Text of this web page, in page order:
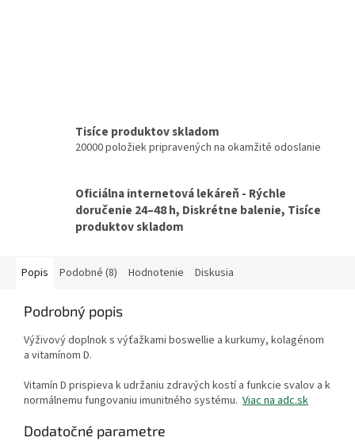
Tisíce produktov skladom
20000 položiek pripravených na okamžité odoslanie
Oficiálna internetová lekáreň - Rýchle
doručenie 24–48 h, Diskrétne balenie, Tisíce
produktov skladom
Popis Podobné (8) Hodnotenie Diskusia
Podrobný popis
Výživový doplnok s výťažkami boswellie a kurkumy, kolagénom
a vitamínom D.
Vitamín D prispieva k udržaniu zdravých kostí a funkcie svalov a k
normálnemu fungovaniu imunitného systému. Viac na adc.sk
Dodatočné parametre